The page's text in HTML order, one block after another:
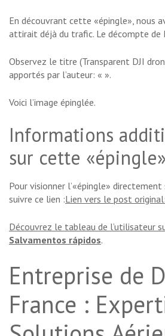
En découvrant cette «épingle», nous
attirait déjà du trafic. Le décompte de
Observez le titre (Transparent DJI
apportés par l’auteur: « ».
Voici l’image épinglée.
Informations
sur cette
Pour visionner l’«épingle»
suivre ce lien :Lien vers le post original:
Découvrez le tableau de l’utilisateur
Salvamentos rápidos.
Entreprise de
France :